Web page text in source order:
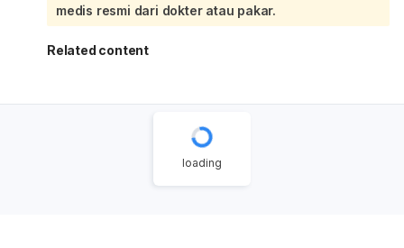
Namun, kalau sampai sekarang belum haid, sebaiknya
tetap lakukan tes kehamilan untuk memastikan, terutama
bila ada riwayat sperma sempat mengenai area vagina.
dokter umum.
medis resmi dari dokter atau pakar.
Related content
loading